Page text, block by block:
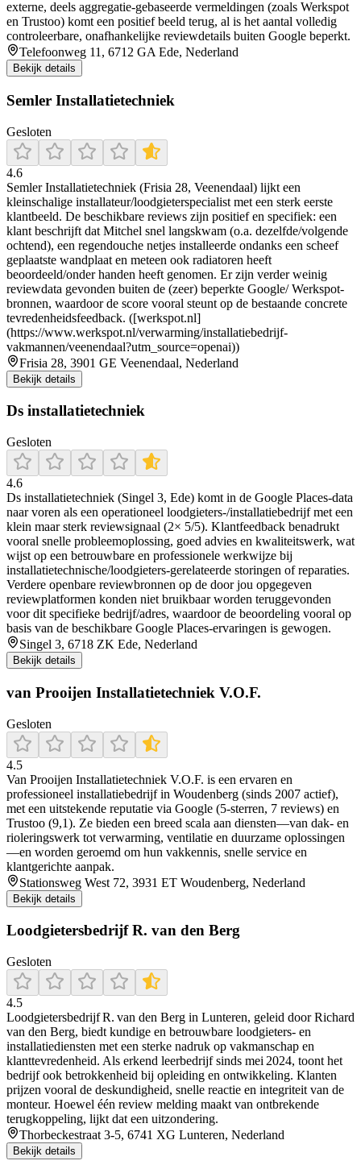
externe, deels aggregatie-gebaseerde vermeldingen (zoals Werkspot
en Trustoo) komt een positief beeld terug, al is het aantal volledig
controleerbare, onafhankelijke reviewdetails buiten Google beperkt.
Telefoonweg 11, 6712 GA Ede, Nederland
Bekijk details
Semler Installatietechniek
Gesloten
4.6
Semler Installatietechniek (Frisia 28, Veenendaal) lijkt een
kleinschalige installateur/loodgieterspecialist met een sterk eerste
klantbeeld. De beschikbare reviews zijn positief en specifiek: een
klant beschrijft dat Mitchel snel langskwam (o.a. dezelfde/volgende
ochtend), een regendouche netjes installeerde ondanks een scheef
geplaatste wandplaat en meteen ook radiatoren heeft
beoordeeld/onder handen heeft genomen. Er zijn verder weinig
reviewdata gevonden buiten de (zeer) beperkte Google/ Werkspot-
bronnen, waardoor de score vooral steunt op de bestaande concrete
tevredenheidsfeedback. ([werkspot.nl]
(https://www.werkspot.nl/verwarming/installatiebedrijf-
vakmannen/veenendaal?utm_source=openai))
Frisia 28, 3901 GE Veenendaal, Nederland
Bekijk details
Ds installatietechniek
Gesloten
4.6
Ds installatietechniek (Singel 3, Ede) komt in de Google Places-data
naar voren als een operationeel loodgieters-/installatiebedrijf met een
klein maar sterk reviewsignaal (2× 5/5). Klantfeedback benadrukt
vooral snelle probleemoplossing, goed advies en kwaliteitswerk, wat
wijst op een betrouwbare en professionele werkwijze bij
installatietechnische/loodgieters-gerelateerde storingen of reparaties.
Verdere openbare reviewbronnen op de door jou opgegeven
reviewplatformen konden niet bruikbaar worden teruggevonden
voor dit specifieke bedrijf/adres, waardoor de beoordeling vooral op
basis van de beschikbare Google Places-ervaringen is gewogen.
Singel 3, 6718 ZK Ede, Nederland
Bekijk details
van Prooijen Installatietechniek V.O.F.
Gesloten
4.5
Van Prooijen Installatietechniek V.O.F. is een ervaren en
professioneel installatiebedrijf in Woudenberg (sinds 2007 actief),
met een uitstekende reputatie via Google (5‑sterren, 7 reviews) en
Trustoo (9,1). Ze bieden een breed scala aan diensten—van dak- en
rioleringswerk tot verwarming, ventilatie en duurzame oplossingen
—en worden geroemd om hun vakkennis, snelle service en
klantgerichte aanpak.
Stationsweg West 72, 3931 ET Woudenberg, Nederland
Bekijk details
Loodgietersbedrijf R. van den Berg
Gesloten
4.5
Loodgietersbedrijf R. van den Berg in Lunteren, geleid door Richard
van den Berg, biedt kundige en betrouwbare loodgieters- en
installatiediensten met een sterke nadruk op vakmanschap en
klanttevredenheid. Als erkend leerbedrijf sinds mei 2024, toont het
bedrijf ook betrokkenheid bij opleiding en ontwikkeling. Klanten
prijzen vooral de deskundigheid, snelle reactie en integriteit van de
monteur. Hoewel één review melding maakt van ontbrekende
terugkoppeling, lijkt dat een uitzondering.
Thorbeckestraat 3-5, 6741 XG Lunteren, Nederland
Bekijk details